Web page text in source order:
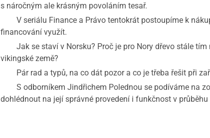
s náročným ale krásným povoláním tesař.
V seriálu Finance a Právo tentokrát postoupíme k
financování využít.
Jak se staví v Norsku? Proč je pro Nory dřevo stále tím
vikingské země?
Pár rad a typů, na co dát pozor a co je třeba řešit při
S odborníkem Jindřichem Polednou se podíváme na
dohlédnout na její správné provedení i funkčnost v průběhu